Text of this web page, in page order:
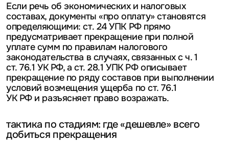
Если речь об экономических и налоговых
составах, документы «про оплату» становятся
определяющими: ст. 24 УПК РФ прямо
предусматривает прекращение при полной
уплате сумм по правилам налогового
законодательства в случаях, связанных с ч. 1
ст. 76.1 УК РФ, а ст. 28.1 УПК РФ описывает
прекращение по ряду составов при выполнении
условий возмещения ущерба по ст. 76.1
УК РФ и разъясняет право возражать.
тактика по стадиям: где «дешевле» всего
добиться прекращения